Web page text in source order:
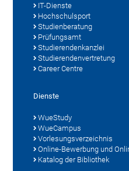
IT-Dienste
Hochschulsport
Studienberatung
Prüfungsamt
Studierendenkanzlei
Studierendenvertretung
Career Centre
Dienste
WueStudy
WueCampus
Vorlesungsverzeichnis
Online-Bewerbung und
Katalog der Bibliothek